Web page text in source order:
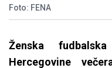
Foto: FENA
Ženska
Hercegovine